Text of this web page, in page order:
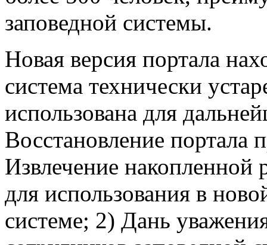
заповедной системы.
Новая версия портала
система технически
использована для
Восстановление портала
Извлечение
для использования в
системе; 2) Дань